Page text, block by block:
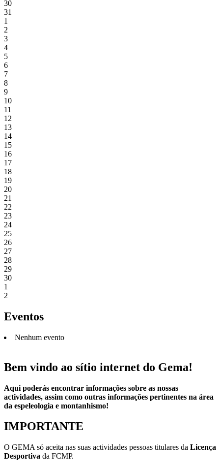
30
31
1
2
3
4
5
6
7
8
9
10
11
12
13
14
15
16
17
18
19
20
21
22
23
24
25
26
27
28
29
30
1
2
Eventos
Nenhum evento
Bem vindo ao sítio internet do Gema!
Aqui poderás encontrar informações sobre as nossas
actividades, assim como outras informações pertinentes na área
da espeleologia e montanhismo!
IMPORTANTE
O GEMA só aceita nas suas actividades pessoas titulares da Licença
Desportiva da FCMP.